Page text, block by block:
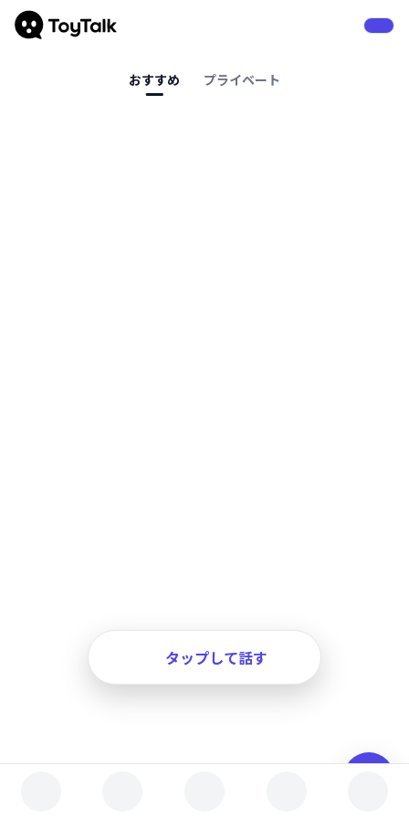
おすすめ プライベート
タップして話す